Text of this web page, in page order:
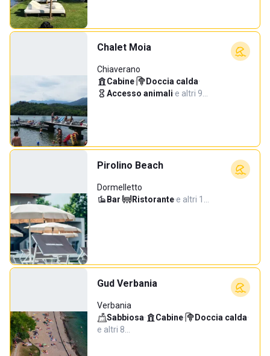
Chalet Moia
Chiaverano
Cabine· Doccia calda·
Accesso animali·e altri 9…
Pirolino Beach
Dormelletto
Bar· Ristorante·e altri 1…
Gud Verbania
Verbania
Sabbiosa· Cabine· Doccia calda·
e altri 8…